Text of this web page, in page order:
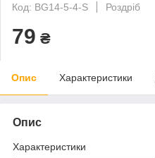
Код: BG14-5-4-S
Роздріб
79 ₴
Опис Характеристики
Опис
Характеристики